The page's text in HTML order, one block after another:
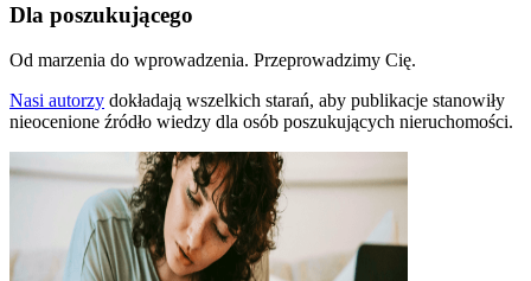
Dla poszukującego
Od marzenia do wprowadzenia. Przeprowadzimy Cię.
Nasi autorzy dokładają wszelkich starań, aby publikacje stanowiły
nieocenione źródło wiedzy dla osób poszukujących nieruchomości.